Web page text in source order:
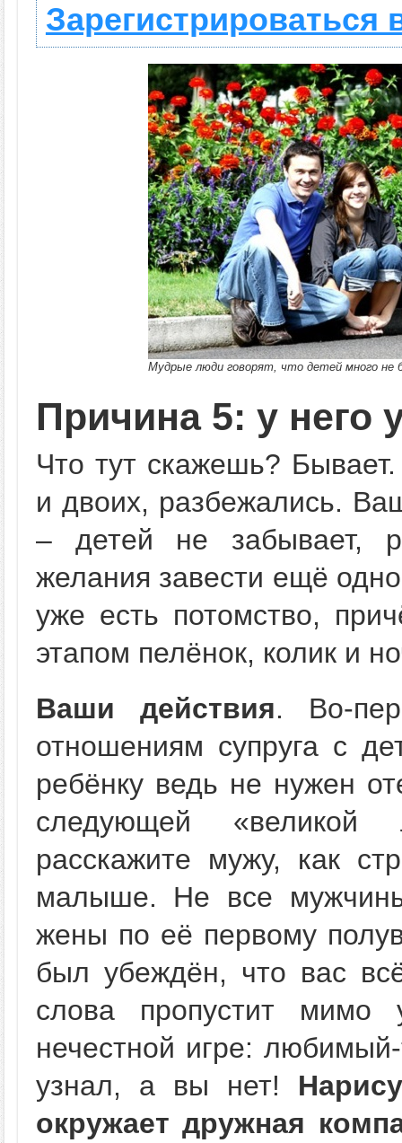
Зарегистрироваться
Мудрые люди говорят, что детей много не
Причина 5: у него
Что тут скажешь?
и двоих, разбежались.
– детей не забывает,
желания завести ещё
уже есть потомство,
этапом пелёнок, колик и
Ваши действия. Во-
отношениям супруга с
ребёнку ведь не нужен
следующей «великой
расскажите мужу, как
малыше. Не все
жены по её первому
был убеждён, что вас
слова пропустит мимо
нечестной игре:
узнал, а вы нет!
окружает дружная